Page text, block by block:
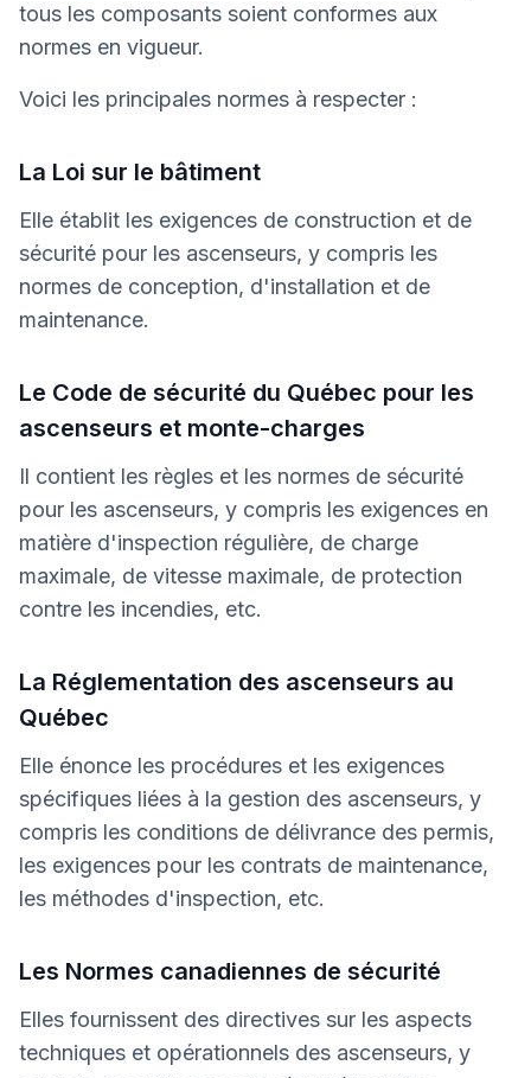
tous les composants soient conformes aux
normes en vigueur.
Voici les principales normes à respecter :
La Loi sur le bâtiment
Elle établit les exigences de construction et de
sécurité pour les ascenseurs, y compris les
normes de conception, d'installation et de
maintenance.
Le Code de sécurité du Québec pour les
ascenseurs et monte-charges
Il contient les règles et les normes de sécurité
pour les ascenseurs, y compris les exigences en
matière d'inspection régulière, de charge
maximale, de vitesse maximale, de protection
contre les incendies, etc.
La Réglementation des ascenseurs au
Québec
Elle énonce les procédures et les exigences
spécifiques liées à la gestion des ascenseurs, y
compris les conditions de délivrance des permis,
les exigences pour les contrats de maintenance,
les méthodes d'inspection, etc.
Les Normes canadiennes de sécurité
Elles fournissent des directives sur les aspects
techniques et opérationnels des ascenseurs, y